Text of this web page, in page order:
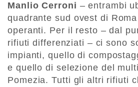
Manlio Cerroni – entrambi
quadrante sud ovest di
operanti. Per il resto – dal
rifiuti differenziati – ci sono
impianti, quello di
e quello di selezione del
Pomezia. Tutti gli altri rifiuti